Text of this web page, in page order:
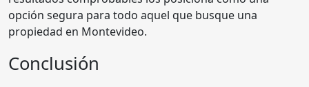
opción segura para todo aquel que busque una
propiedad en Montevideo.
Conclusión